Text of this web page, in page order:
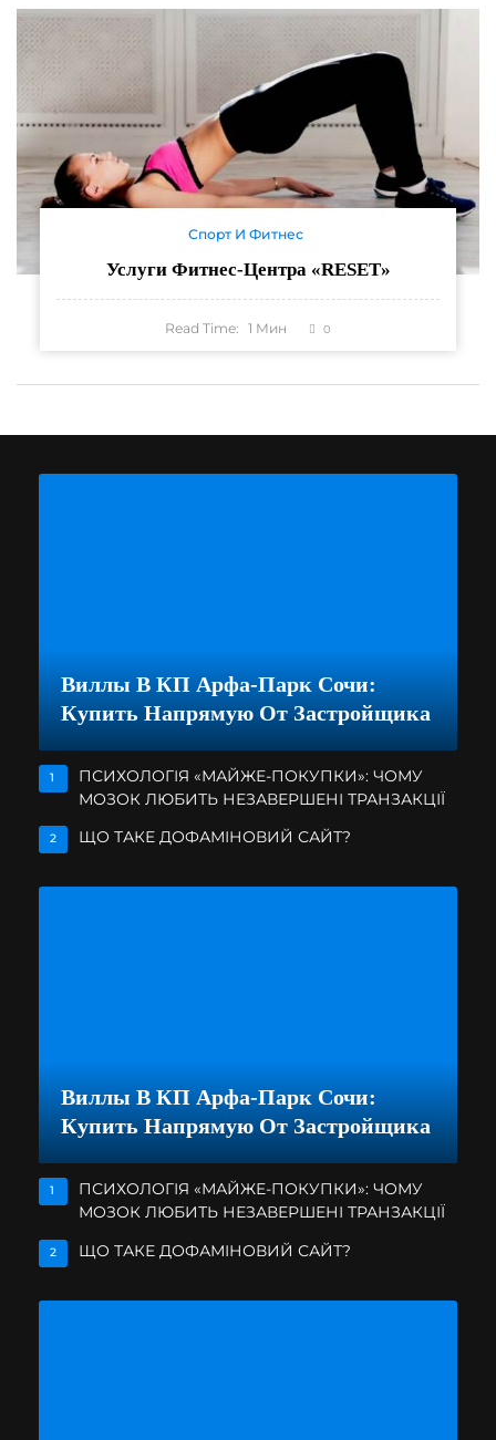
Спорт И Фитнес
Услуги Фитнес-Центра «RESET»
Read Time: 1 Мин 0
Виллы В КП Арфа-Парк Сочи:
Купить Напрямую От Застройщика
1
ПСИХОЛОГІЯ «МАЙЖЕ-ПОКУПКИ»: ЧОМУ
МОЗОК ЛЮБИТЬ НЕЗАВЕРШЕНІ ТРАНЗАКЦІЇ
2 ЩО ТАКЕ ДОФАМІНОВИЙ САЙТ?
Виллы В КП Арфа-Парк Сочи:
Купить Напрямую От Застройщика
1
ПСИХОЛОГІЯ «МАЙЖЕ-ПОКУПКИ»: ЧОМУ
МОЗОК ЛЮБИТЬ НЕЗАВЕРШЕНІ ТРАНЗАКЦІЇ
2 ЩО ТАКЕ ДОФАМІНОВИЙ САЙТ?